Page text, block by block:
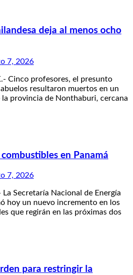
deja al menos ocho
7, 2026
Cinco profesores, el presunto
resultaron muertos en un
provincia de Nonthaburi, cercana
en Panamá
7, 2026
Secretaría Nacional de Energía
hoy un nuevo incremento en los
que regirán en las próximas dos
para restringir la